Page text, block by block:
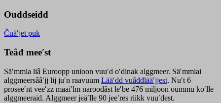
Ouddseidd
Čuäʹjet puk
Teâđ meeʹst
Säʹmmla liâ Euroopp unioon vuuʹd oʹdinak alggmeer. Säʹmmlai
alggmeersââʹjj lij juʹn raavuum Lääʹdd vuâđđlääʹjjest. Nuʹt 6
proseeʹnt veeʹzz maaiʹlm naroodâst leʹbe 476 miljoon oummu koʹlle
alggmeeraid. Alggmeer jeäʹlle 90 jeeʹres riikk vuuʹdest.